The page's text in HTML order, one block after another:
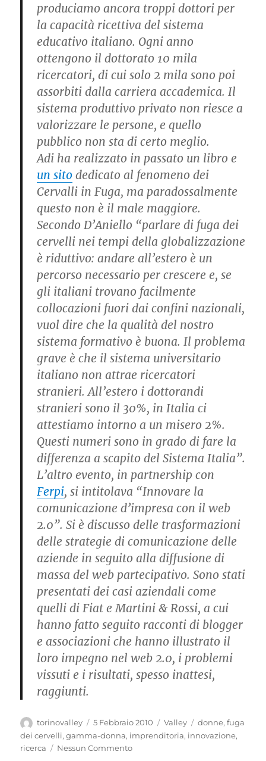
produciamo ancora troppi dottori per
la capacità ricettiva del sistema
educativo italiano. Ogni anno
ottengono il dottorato 10 mila
ricercatori, di cui solo 2 mila sono poi
assorbiti dalla carriera accademica. Il
sistema produttivo privato non riesce a
valorizzare le persone, e quello
pubblico non sta di certo meglio.
Adi ha realizzato in passato un libro e
un sito dedicato al fenomeno dei
Cervalli in Fuga, ma paradossalmente
questo non è il male maggiore.
Secondo D’Aniello “parlare di fuga dei
cervelli nei tempi della globalizzazione
è riduttivo: andare all’estero è un
percorso necessario per crescere e, se
gli italiani trovano facilmente
collocazioni fuori dai confini nazionali,
vuol dire che la qualità del nostro
sistema formativo è buona. Il problema
grave è che il sistema universitario
italiano non attrae ricercatori
stranieri. All’estero i dottorandi
stranieri sono il 30%, in Italia ci
attestiamo intorno a un misero 2%.
Questi numeri sono in grado di fare la
differenza a scapito del Sistema Italia”.
L’altro evento, in partnership con
Ferpi, si intitolava “Innovare la
comunicazione d’impresa con il web
2.0”. Si è discusso delle trasformazioni
delle strategie di comunicazione delle
aziende in seguito alla diffusione di
massa del web partecipativo. Sono stati
presentati dei casi aziendali come
quelli di Fiat e Martini & Rossi, a cui
hanno fatto seguito racconti di blogger
e associazioni che hanno illustrato il
loro impegno nel web 2.0, i problemi
vissuti e i risultati, spesso inattesi,
raggiunti.
Autore
torinovalley
Pubblicato
il
5 Febbraio 2010 Categorie
Valley Tag
donne,fuga
dei cervelli,gamma-donna, imprenditoria, innovazione,
ricerca
Nessun Commento